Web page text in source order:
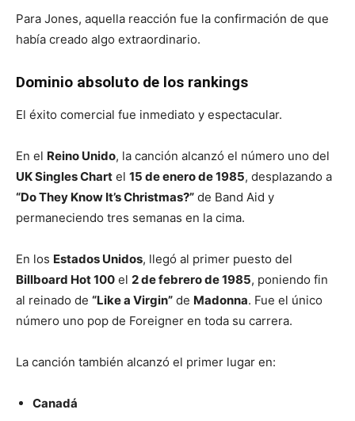
Para Jones, aquella reacción fue la confirmación de que
había creado algo extraordinario.
Dominio absoluto de los rankings
El éxito comercial fue inmediato y espectacular.
En el Reino Unido, la canción alcanzó el número uno del
UK Singles Chart el 15 de enero de 1985, desplazando a
“Do They Know It’s Christmas?” de Band Aid y
permaneciendo tres semanas en la cima.
En los Estados Unidos, llegó al primer puesto del
Billboard Hot 100 el 2 de febrero de 1985, poniendo fin
al reinado de “Like a Virgin” de Madonna. Fue el único
número uno pop de Foreigner en toda su carrera.
La canción también alcanzó el primer lugar en:
Canadá